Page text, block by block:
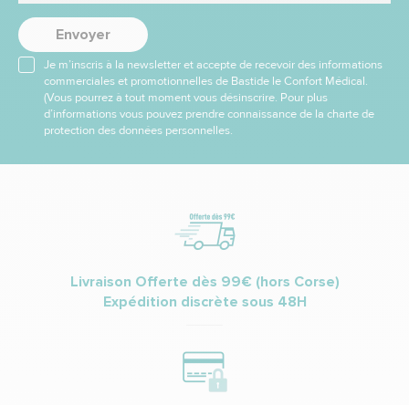
Envoyer
Je m’inscris à la newsletter et accepte de recevoir des informations
commerciales et promotionnelles de Bastide le Confort Médical.
(Vous pourrez à tout moment vous désinscrire. Pour plus
d’informations vous pouvez prendre connaissance de la charte de
protection des données personnelles.
Livraison Offerte dès 99€ (hors Corse)
Expédition discrète sous 48H